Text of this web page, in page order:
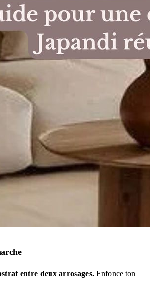
entre deux arrosages. Enfonce ton